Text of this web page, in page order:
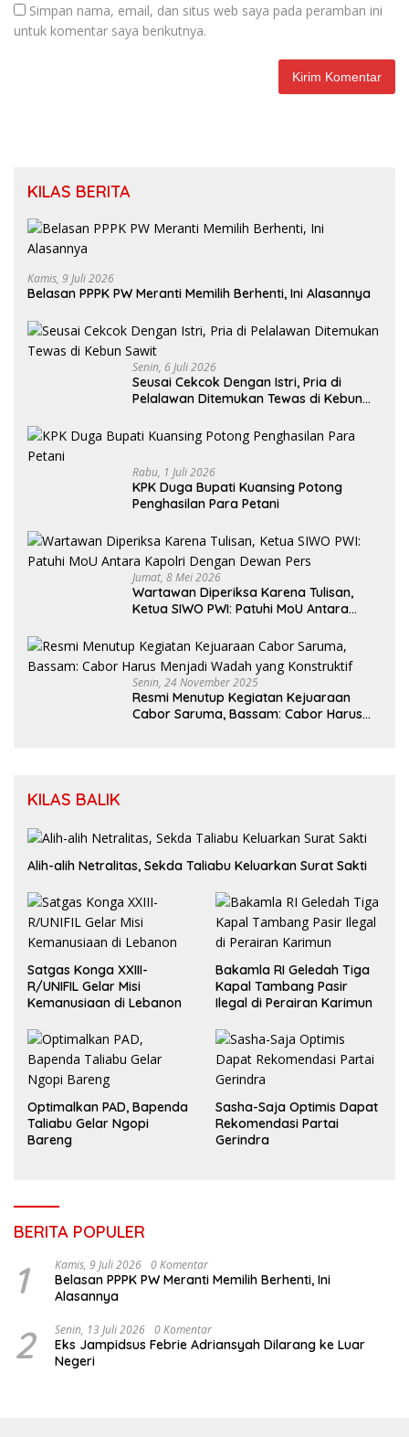
Simpan nama, email, dan situs web saya pada peramban ini
untuk komentar saya berikutnya.
KILAS BERITA
Kamis, 9 Juli 2026
Belasan PPPK PW Meranti Memilih Berhenti, Ini Alasannya
Senin, 6 Juli 2026
Seusai Cekcok Dengan Istri, Pria di
Pelalawan Ditemukan Tewas di Kebun
Rabu, 1 Juli 2026
KPK Duga Bupati Kuansing Potong
Penghasilan Para Petani
Jumat, 8 Mei 2026
Wartawan Diperiksa Karena Tulisan,
Ketua SIWO PWI: Patuhi MoU Antara
Senin, 24 November 2025
Resmi Menutup Kegiatan Kejuaraan
Cabor Saruma, Bassam: Cabor Harus
KILAS BALIK
Alih-alih Netralitas, Sekda Taliabu Keluarkan Surat Sakti
Satgas Konga XXIII-
R/UNIFIL Gelar Misi
Kemanusiaan di Lebanon
Bakamla RI Geledah Tiga
Kapal Tambang Pasir
Ilegal di Perairan Karimun
Optimalkan PAD, Bapenda
Taliabu Gelar Ngopi
Bareng
Sasha-Saja Optimis Dapat
Rekomendasi Partai
Gerindra
BERITA POPULER
1 Kamis, 9 Juli 2026 0 Komentar
Belasan PPPK PW Meranti Memilih Berhenti, Ini
Alasannya
2 Senin, 13 Juli 2026 0 Komentar
Eks Jampidsus Febrie Adriansyah Dilarang ke Luar
Negeri